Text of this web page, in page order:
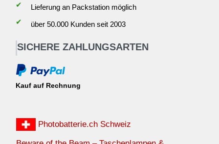
✔
Lieferung an Packstation möglich
✔
über 50.000 Kunden seit 2003
SICHERE ZAHLUNGSARTEN
Kauf auf Rechnung
Photobatterie.ch Schweiz